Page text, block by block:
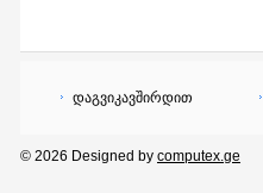
დაგვიკავშირდით
© 2026 Designed by computex.ge